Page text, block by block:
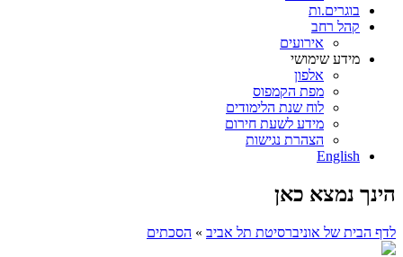
בוגרים.ות
קהל רחב
אירועים
מידע שימושי
אלפון
מפת הקמפוס
לוח שנת הלימודים
מידע לשעת חירום
הצהרת נגישות
English
הינך נמצא כאן
לדף הבית של אוניברסיטת תל אביב » הסכתים